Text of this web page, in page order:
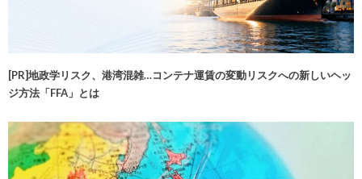
[PR]地政学リスク、港湾混雑…コンテナ運賃の変動リスクへの新しいヘッ
ジ方法「FFA」とは